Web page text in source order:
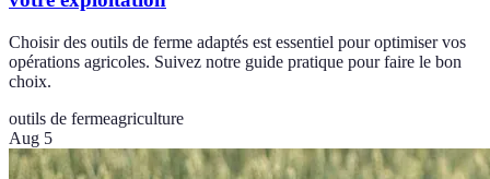
Choisir des outils de ferme adaptés est essentiel pour optimiser vos
opérations agricoles. Suivez notre guide pratique pour faire le bon
choix.
outils de fermeagriculture
Aug 5